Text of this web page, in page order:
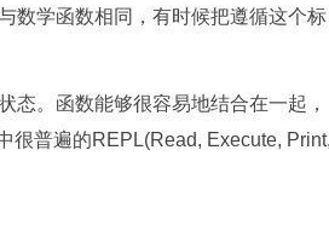
数学函数相同，有时候把遵循这个标
。函数能够很容易地结合在一起，
很普遍的REPL(Read, Execute,